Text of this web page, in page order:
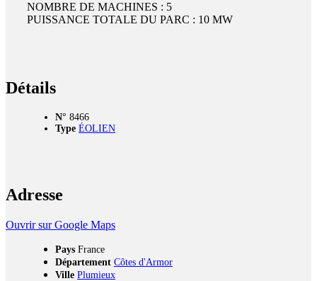
NOMBRE DE MACHINES : 5
PUISSANCE TOTALE DU PARC : 10 MW
Détails
N° 8466
Type ÉOLIEN
Adresse
Ouvrir sur Google Maps
Pays France
Département Côtes d'Armor
Ville Plumieux